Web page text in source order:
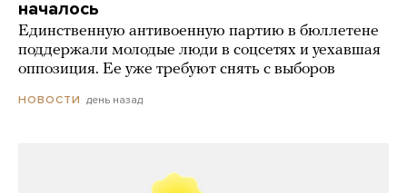
началось
Единственную антивоенную партию в бюллетене
поддержали молодые люди в соцсетях и уехавшая
оппозиция. Ее уже требуют снять с выборов
НОВОСТИ день назад